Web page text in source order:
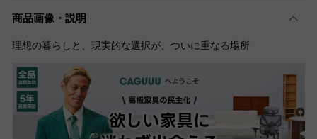
商品画像・説明
理想の暮らしと、現実的な選択が、ついに重なる場所